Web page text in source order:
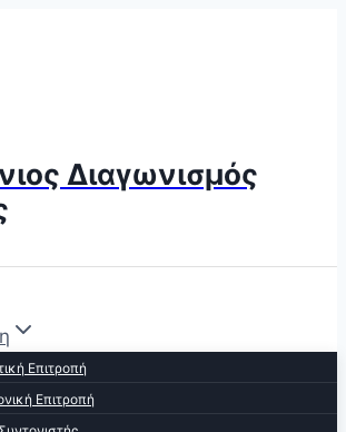
Διαγωνισμός
Επιτροπή
Επιτροπή